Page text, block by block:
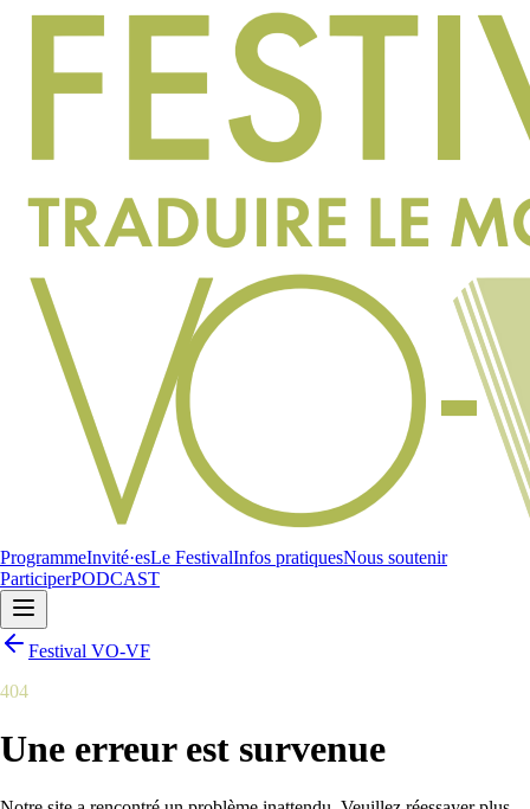
ProgrammeInvité·esLe FestivalInfos pratiquesNous soutenir
ParticiperPODCAST
Festival VO-VF
404
Une erreur est survenue